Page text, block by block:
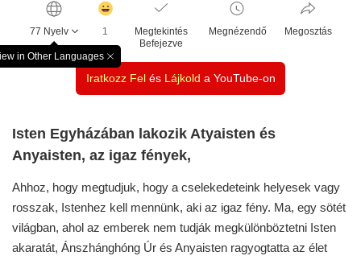
77 Nyelv
in Other Languages
창
닫
기
감
릭
수
1
Megtekintés
Befejezve
Megnézendő Megosztás
Iratkozz Felés Lájkold a YouTube-on
Isten Egyházában lakozik Atyaisten és
Anyaisten, az igaz fények,
Ahhoz, hogy megtudjuk, hogy a cselekedeteink helyesek vagy
rosszak, Istenhez kell mennünk, aki az igaz fény. Ma, egy sötét
világban, ahol az emberek nem tudják megkülönböztetni Isten
akaratát, Ánszhánghóng Úr és Anyaisten ragyogtatta az élet